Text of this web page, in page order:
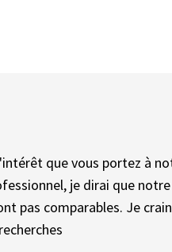
que vous portez à
je dirai que
pas comparables. Je